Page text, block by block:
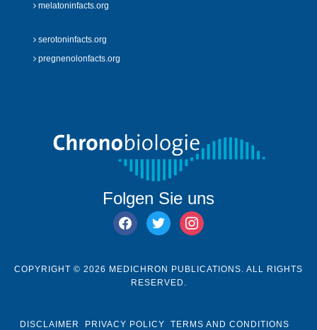
melatoninfacts.org
serotoninfacts.org
pregnenolonfacts.org
Folgen Sie uns
facebook
twitter instagram
COPYRIGHT © 2026 MEDICHRON PUBLICATIONS. ALL RIGHTS
RESERVED.
DISCLAIMER PRIVACY POLICY TERMS AND CONDITIONS